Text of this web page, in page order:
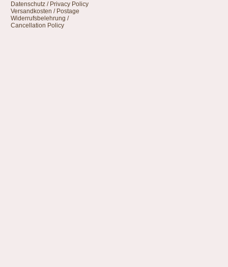
Datenschutz / Privacy Policy
Versandkosten / Postage
Widerrufsbelehrung /
Cancellation Policy